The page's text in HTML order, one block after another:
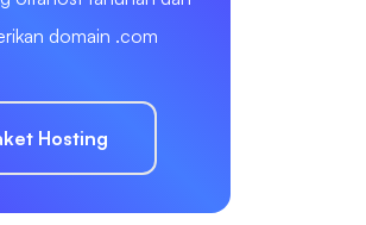
domain .com
Hosting